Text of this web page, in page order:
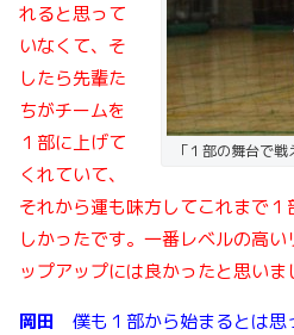
「１部の舞台で
れると思って
いなくて、そ
したら先輩た
ちがチームを
１部に上げて
くれていて、
それから運も味方してこれまで
しかったです。一番レベルの高
ップアップには良かったと思いま
岡田 僕も１部から始まるとは思